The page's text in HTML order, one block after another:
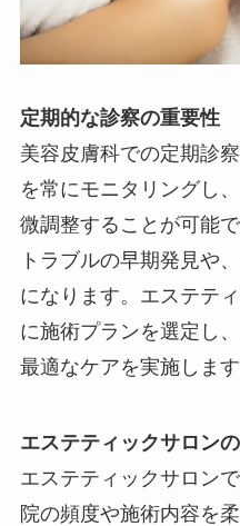
定期的な診察の重要性
美容皮膚科での定期診
を常にモニタリングし
微調整することが可能
トラブルの早期発見や
になります。エステテ
に施術プランを選定し
最適なケアを実施します
エステティックサロン
エステティックサロン
院の頻度や施術内容を